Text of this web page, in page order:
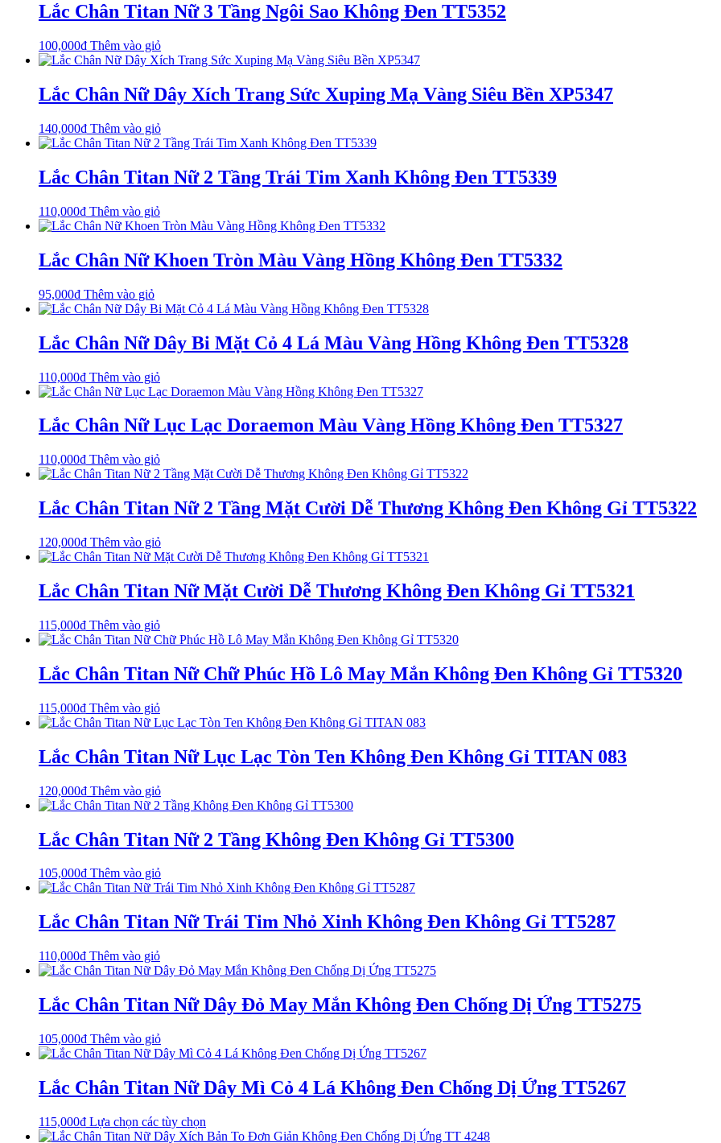
chọn
có
được
chọn
trang
Lắc Chân Titan Nữ 3 Tầng Ngôi Sao Không Đen TT5352
100,000₫ Thêm vào giỏ
Lắc Chân Nữ Dây Xích Trang Sức Xuping Mạ Vàng Siêu Bền XP5347
140,000₫ Thêm vào giỏ
Lắc Chân Titan Nữ 2 Tầng Trái Tim Xanh Không Đen TT5339
110,000₫ Thêm vào giỏ
Lắc Chân Nữ Khoen Tròn Màu Vàng Hồng Không Đen TT5332
95,000₫ Thêm vào giỏ
Lắc Chân Nữ Dây Bi Mặt Cỏ 4 Lá Màu Vàng Hồng Không Đen TT5328
110,000₫ Thêm vào giỏ
Lắc Chân Nữ Lục Lạc Doraemon Màu Vàng Hồng Không Đen TT5327
110,000₫ Thêm vào giỏ
Lắc Chân Titan Nữ 2 Tầng Mặt Cười Dễ Thương Không Đen Không Gỉ TT5322
120,000₫ Thêm vào giỏ
Lắc Chân Titan Nữ Mặt Cười Dễ Thương Không Đen Không Gỉ TT5321
115,000₫ Thêm vào giỏ
Lắc Chân Titan Nữ Chữ Phúc Hồ Lô May Mắn Không Đen Không Gỉ TT5320
115,000₫ Thêm vào giỏ
Lắc Chân Titan Nữ Lục Lạc Tòn Ten Không Đen Không Gỉ TITAN 083
120,000₫ Thêm vào giỏ
Lắc Chân Titan Nữ 2 Tầng Không Đen Không Gỉ TT5300
105,000₫ Thêm vào giỏ
Lắc Chân Titan Nữ Trái Tim Nhỏ Xinh Không Đen Không Gỉ TT5287
110,000₫ Thêm vào giỏ
Lắc Chân Titan Nữ Dây Đỏ May Mắn Không Đen Chống Dị Ứng TT5275
105,000₫ Thêm vào giỏ
Lắc Chân Titan Nữ Dây Mì Cỏ 4 Lá Không Đen Chống Dị Ứng TT5267
115,000₫ Lựa chọn các tùy chọn
phẩm